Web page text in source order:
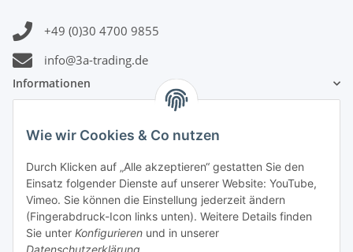
Wie wir Cookies & Co nutzen
Durch Klicken auf „Alle akzeptieren“ gestatten Sie den
Einsatz folgender Dienste auf unserer Website: YouTube,
Vimeo. Sie können die Einstellung jederzeit ändern
(Fingerabdruck-Icon links unten). Weitere Details finden
Sie unter Konfigurieren und in unserer
+49 (0)30 4700 9855
info@3a-trading.de
Informationen
Gesetzliche Informationen
Zahlungsinformationen